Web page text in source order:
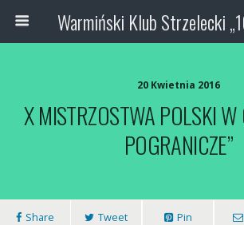
20 Kwietnia 2016
X MISTRZOSTWA POLSKI W
POGRANICZE”
Share Tweet Pin